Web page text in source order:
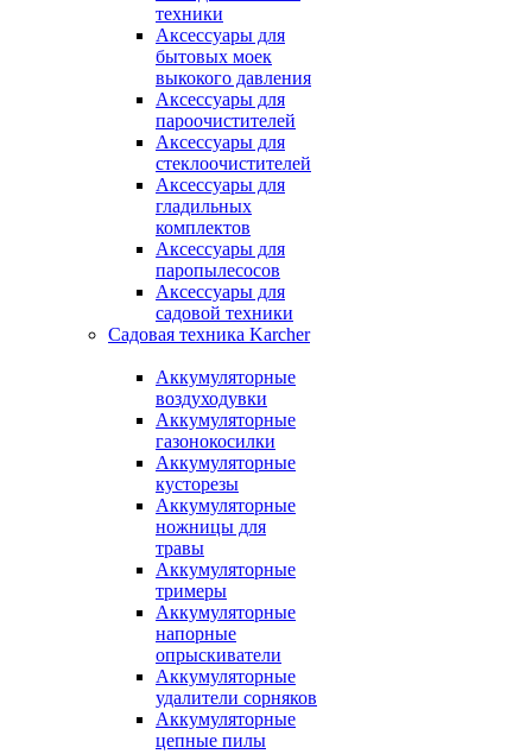
техники
Аксессуары для
бытовых моек
выкокого давления
Аксессуары для
пароочистителей
Аксессуары для
стеклоочистителей
Аксессуары для
гладильных
комплектов
Аксессуары для
паропылесосов
Аксессуары для
садовой техники
Садовая техника Karcher
Аккумуляторные
воздуходувки
Аккумуляторные
газонокосилки
Аккумуляторные
кусторезы
Аккумуляторные
ножницы для
травы
Аккумуляторные
тримеры
Аккумуляторные
напорные
опрыскиватели
Аккумуляторные
удалители сорняков
Аккумуляторные
цепные пилы